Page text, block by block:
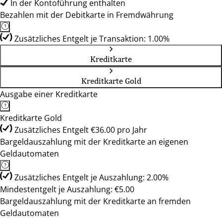
In der Kontoführung enthalten
Bezahlen mit der Debitkarte in Fremdwährung
Zusätzliches Entgelt je Transaktion: 1.00%
Kreditkarte
Kreditkarte Gold
Ausgabe einer Kreditkarte
Kreditkarte Gold
Zusätzliches Entgelt €36.00 pro Jahr
Bargeldauszahlung mit der Kreditkarte an eigenen
Geldautomaten
Zusätzliches Entgelt je Auszahlung: 2.00%
Mindestentgelt je Auszahlung: €5.00
Bargeldauszahlung mit der Kreditkarte an fremden
Geldautomaten